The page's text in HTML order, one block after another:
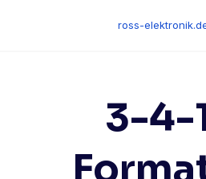
ross-
3-4-